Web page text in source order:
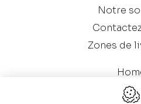
Notre
Zones de